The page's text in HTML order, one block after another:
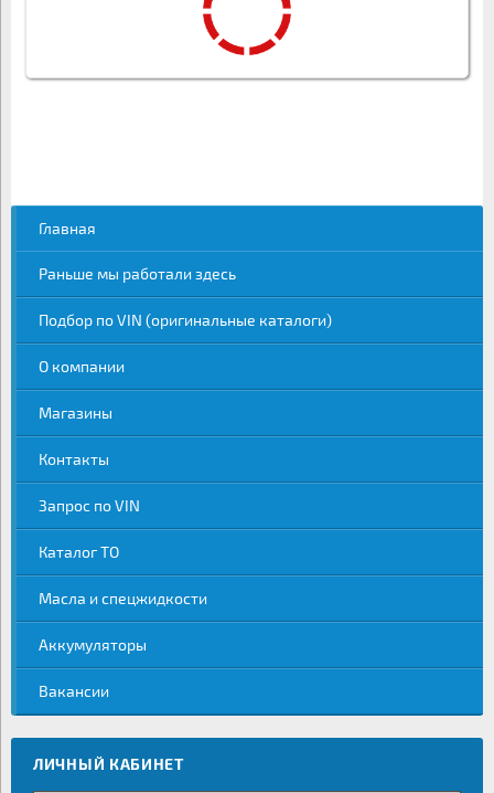
Главная
Раньше мы работали здесь
Подбор по VIN (оригинальные каталоги)
О компании
Магазины
Контакты
Запрос по VIN
Каталог ТО
Масла и спецжидкости
Аккумуляторы
Вакансии
ЛИЧНЫЙ КАБИНЕТ